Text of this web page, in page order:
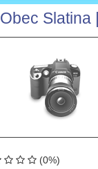
Obec Slatina
(0%)